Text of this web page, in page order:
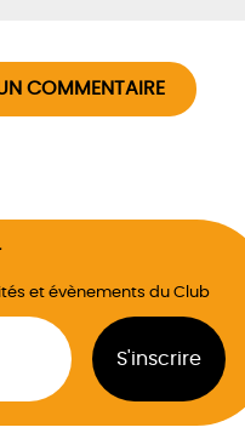
COMMENTAIRE
et évènements du Club